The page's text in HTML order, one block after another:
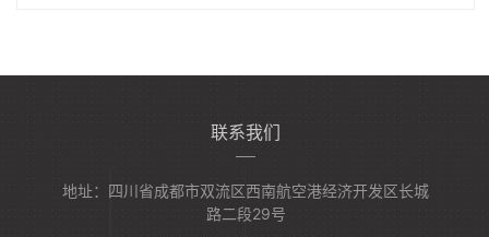
联系我们
地址：四川省成都市双流区西南航空港经济开发区长城
路二段29号